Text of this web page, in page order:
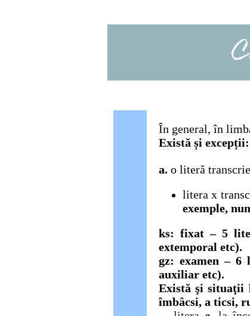
În general, în
Există și excepții:
a. o literă
litera x
exemple,
ks: fixat –5
extemporal etc).
gz: examen–6
auxiliar etc).
Există şi situaţii
îmbâcsi, a ticsi,